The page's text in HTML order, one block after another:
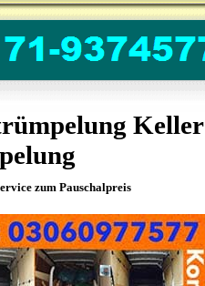
Keller
zum Pauschalpreis